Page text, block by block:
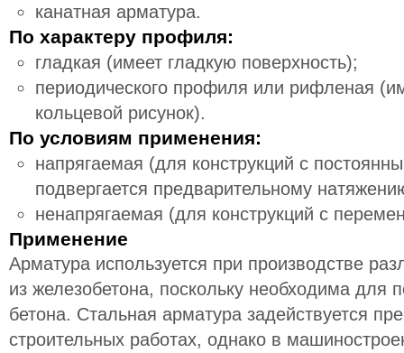
канатная арматура.
По характеру профиля:
гладкая (имеет гладкую поверхность);
периодического профиля или рифленая
кольцевой рисунок).
По условиям применения:
напрягаемая (для конструкций с
подвергается предварительному
ненапрягаемая (для конструкций с
Применение
Арматура используется при производстве
из железобетона, поскольку необходима для
бетона. Стальная арматура задействуется
строительных работах, однако в